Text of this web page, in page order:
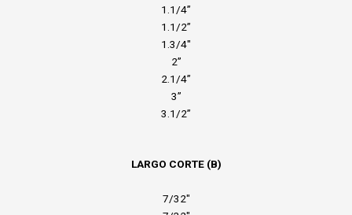
1.1/4”
1.1/2”
1.3/4″
2”
2.1/4”
3”
3.1/2”
LARGO CORTE (B)
7/32″